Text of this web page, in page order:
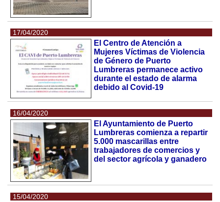
17/04/2020
El Centro de Atención a
Mujeres Víctimas de Violencia
de Género de Puerto
Lumbreras permanece activo
durante el estado de alarma
debido al Covid-19
16/04/2020
El Ayuntamiento de Puerto
Lumbreras comienza a repartir
5.000 mascarillas entre
trabajadores de comercios y
del sector agrícola y ganadero
15/04/2020